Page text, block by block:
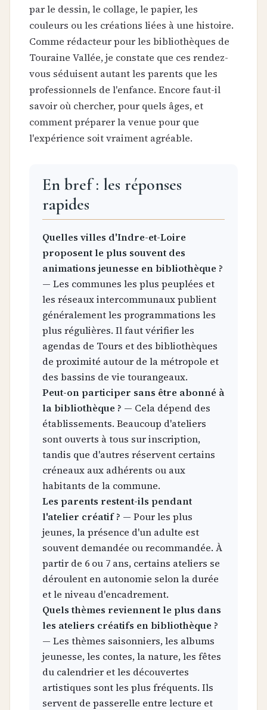
par le dessin, le collage, le papier, les
couleurs ou les créations liées à une histoire.
Comme rédacteur pour les bibliothèques de
Touraine Vallée, je constate que ces rendez-
vous séduisent autant les parents que les
professionnels de l'enfance. Encore faut-il
savoir où chercher, pour quels âges, et
comment préparer la venue pour que
l'expérience soit vraiment agréable.
En bref : les réponses
rapides
Quelles villes d'Indre-et-Loire
proposent le plus souvent des
animations jeunesse en bibliothèque ?
— Les communes les plus peuplées et
les réseaux intercommunaux publient
généralement les programmations les
plus régulières. Il faut vérifier les
agendas de Tours et des bibliothèques
de proximité autour de la métropole et
des bassins de vie tourangeaux.
Peut-on participer sans être abonné à
la bibliothèque ? — Cela dépend des
établissements. Beaucoup d'ateliers
sont ouverts à tous sur inscription,
tandis que d'autres réservent certains
créneaux aux adhérents ou aux
habitants de la commune.
Les parents restent-ils pendant
l'atelier créatif ? — Pour les plus
jeunes, la présence d'un adulte est
souvent demandée ou recommandée. À
partir de 6 ou 7 ans, certains ateliers se
déroulent en autonomie selon la durée
et le niveau d'encadrement.
Quels thèmes reviennent le plus dans
les ateliers créatifs en bibliothèque ?
— Les thèmes saisonniers, les albums
jeunesse, les contes, la nature, les fêtes
du calendrier et les découvertes
artistiques sont les plus fréquents. Ils
servent de passerelle entre lecture et